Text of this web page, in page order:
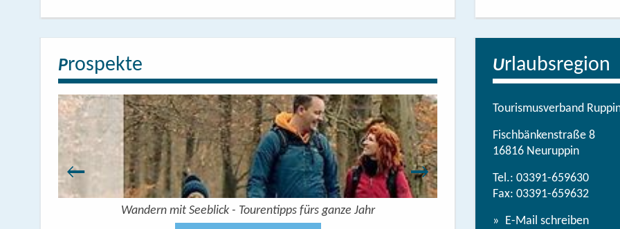
Prospekte
Wandern mit Seeblick - Tourentipps fürs ganze Jahr
Urlaubsregion
Tourismusverband
Fischbänkenstraße 8
16816 Neuruppin
Tel.: 03391-659630
Fax: 03391-659632
E-Mail schreiben